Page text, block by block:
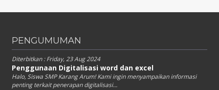
PENGUMUMAN
Diterbitkan :Friday, 23 Aug 2024
Penggunaan Digitalisasi word dan excel
Halo, Siswa SMP Karang Arum! Kami ingin menyampaikan informasi
penting terkait penerapan digitalisasi...